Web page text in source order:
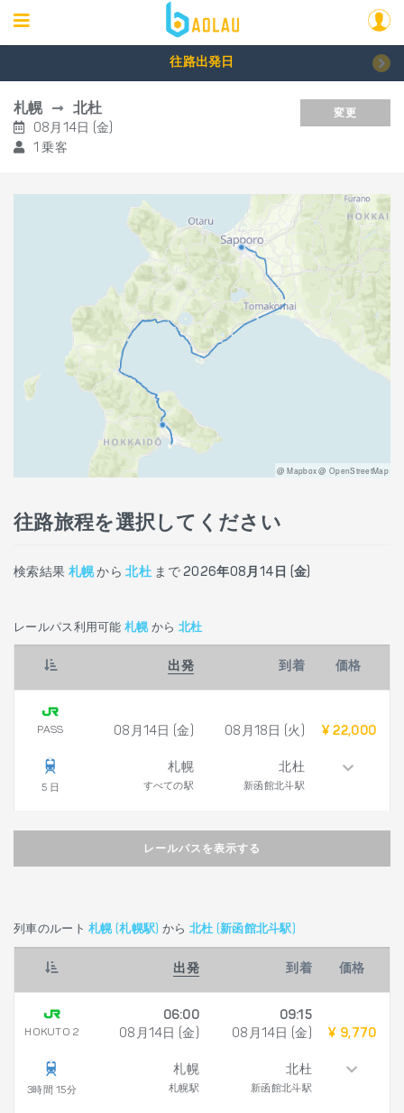
往路出発日
札幌 北杜
08月14日 (金)
1 乗客
変更
@ Mapbox @ OpenStreetMap
往路旅程を選択してください
検索結果 札幌から北杜まで2026年08月14日 (金)
レールパス利用可能 札幌から 北杜
出発 到着 価格
PASS
5 日
08月14日 (金)
札幌
すべての駅
08月18日 (火)
北杜
新函館北斗駅
¥ 22,000
レールパスを表示する
列車のルート札幌 (札幌駅) から 北杜 (新函館北斗駅)
出発 到着 価格
HOKUTO 2
3時間 15分
06:00
08月14日 (金)
札幌
札幌駅
09:15
08月14日 (金)
北杜
新函館北斗駅
¥ 9,770